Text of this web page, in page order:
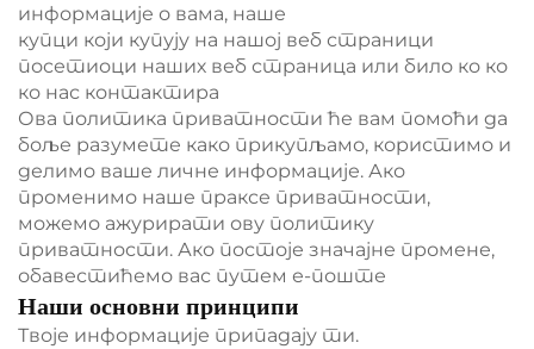
информације о вама, наше
купци који купују на нашој веб страници
посетиоци наших веб страница или било ко ко
ко нас контактира
Ова политика приватности ће вам помоћи да
боље разумете како прикупљамо, користимо и
делимо ваше личне информације. Ако
променимо наше праксе приватности,
можемо ажурирати ову политику
приватности. Ако постоје значајне промене,
обавестићемо вас путем е-поште
Наши основни принципи
Твоје информације припадају ти.